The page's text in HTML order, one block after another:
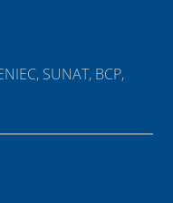
SUNAT, BCP,